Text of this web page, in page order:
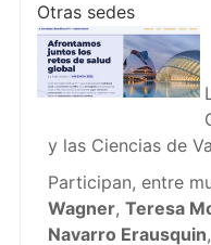
Otras sedes
y las Ciencias de
Participan, entre
Wagner, Teresa
Navarro Erausquin